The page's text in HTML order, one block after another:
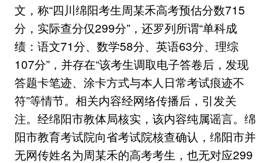
文，称“四川绵阳考生周某禾高考预估分数715
分，实际查分仅299分”，还罗列所谓“单科成
绩：语文71分、数学58分、英语63分、理综
107分”，并存在“该考生调取电子答卷后，发现
答题卡笔迹、涂卡方式与本人日常考试痕迹不
符”等情节。相关内容经网络传播后，引发关
注。经绵阳市教体局核实，该内容纯属谣言。绵
阳市教育考试院向省考试院核查确认，绵阳市并
无网传姓名为周某禾的高考考生，也无对应299